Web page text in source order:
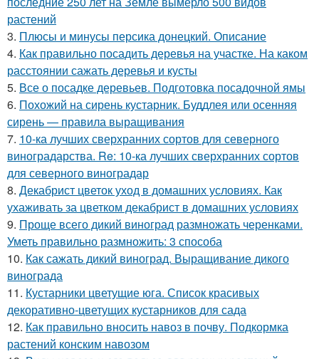
растений
3. Плюсы и минусы персика донецкий. Описание
4. Как правильно посадить деревья на участке. На каком
расстоянии сажать деревья и кусты
5. Все о посадке деревьев. Подготовка посадочной ямы
6. Похожий на сирень кустарник. Буддлея или осенняя
сирень — правила выращивания
7. 10-ка лучших сверхранних сортов для северного
виноградарства. Re: 10-ка лучших сверхранних сортов
для северного виноградар
8. Декабрист цветок уход в домашних условиях. Как
ухаживать за цветком декабрист в домашних условиях
9. Проще всего дикий виноград размножать черенками.
Уметь правильно размножить: 3 способа
10. Как сажать дикий виноград. Выращивание дикого
винограда
11. Кустарники цветущие юга. Список красивых
декоративно-цветущих кустарников для сада
12. Как правильно вносить навоз в почву. Подкормка
растений конским навозом